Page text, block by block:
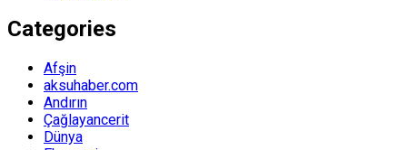
Categories
Afşin
aksuhaber.com
Andırın
Çağlayancerit
Dünya